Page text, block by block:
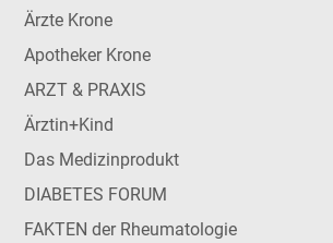
Ärzte Krone
Apotheker Krone
ARZT & PRAXIS
Ärztin+Kind
Das Medizinprodukt
DIABETES FORUM
FAKTEN der Rheumatologie